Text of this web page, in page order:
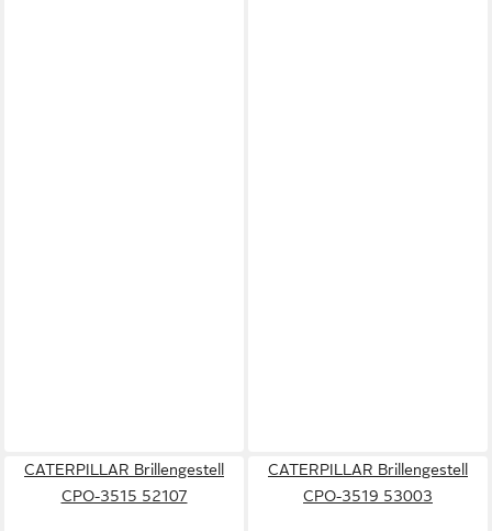
CATERPILLAR Brillengestell
CPO-3515 52107
CATERPILLAR Brillengestell
CPO-3519 53003